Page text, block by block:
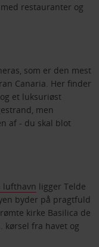
restauranter og
som er den mest
Canaria. Her finder
et luksuriøst
men
af - du skal blot
lufthavn ligger Telde
byder på pragtfuld
kirke Basilica de
kørsel fra havet og